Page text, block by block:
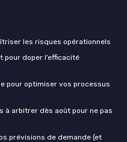
les risques opérationnels
pour doper l’efficacité
pour optimiser vos processus
à arbitrer dès août pour ne pas
prévisions de demande (et